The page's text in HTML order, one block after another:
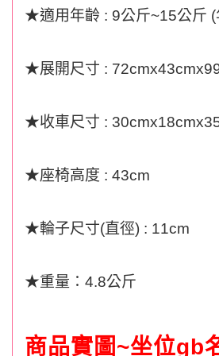
★適用年齡 : 9公斤~15公斤 (
★展開尺寸 :
★收車尺寸 :
★座椅高度 : 43cm
★輪子尺寸(直徑) : 11cm
★重量： 4.8公斤
商品實圖~坐位gb